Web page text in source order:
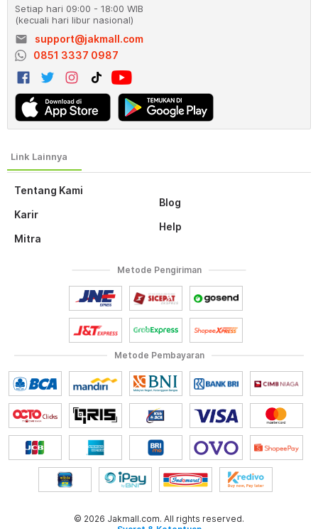
Tentang Kami
Karir
Mitra
Blog
Help
Setiap hari 09:00 - 18:00 WIB
(kecuali hari libur nasional)
email
support@jakmall.com
0851 3337 0987
Metode Pembayaran
Metode Pengiriman
© 2026 Jakmall.com. All rights reserved.